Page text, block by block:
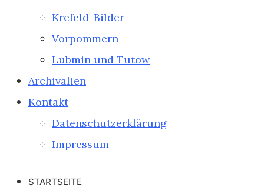
Krefeld-Bilder
Vorpommern
Lubmin und Tutow
Archivalien
Kontakt
Datenschutzerklärung
Impressum
STARTSEITE